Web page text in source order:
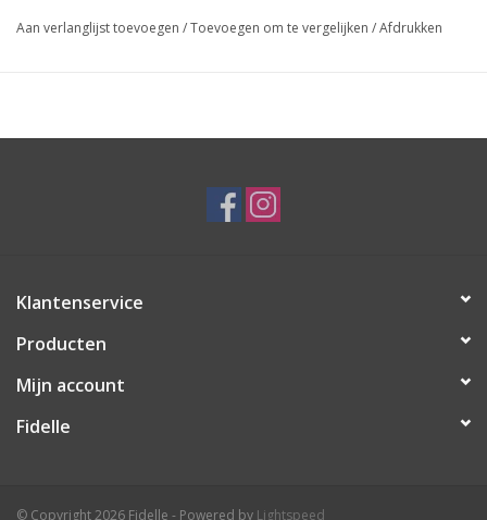
Aan verlanglijst toevoegen /Toevoegen om te vergelijken /Afdrukken
Klantenservice
Producten
Mijn account
Fidelle
© Copyright 2026 Fidelle - Powered by Lightspeed